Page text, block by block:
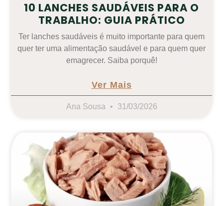
10 LANCHES SAUDÁVEIS PARA O
TRABALHO: GUIA PRÁTICO
Ter lanches saudáveis é muito importante para quem
quer ter uma alimentação saudável e para quem quer
emagrecer. Saiba porquê!
Ver Mais
Ana Sousa 31/03/2026